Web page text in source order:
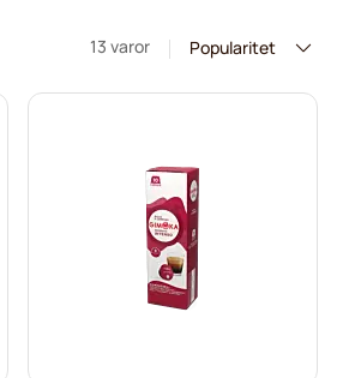
13 varor